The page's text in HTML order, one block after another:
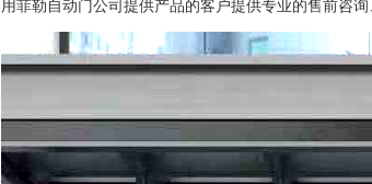
用菲勒自动门公司提供产品的客户提供专业的售前咨